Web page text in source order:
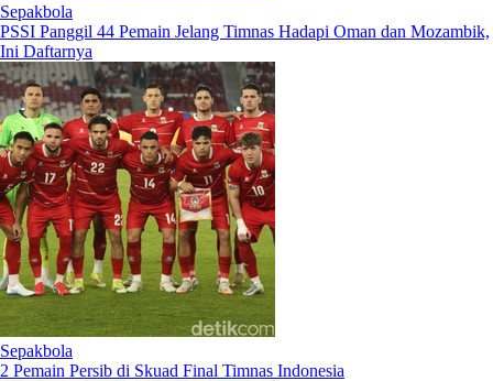
Sepakbola
PSSI Panggil 44 Pemain Jelang Timnas Hadapi Oman dan Mozambik,
Ini Daftarnya
Sepakbola
2 Pemain Persib di Skuad Final Timnas Indonesia